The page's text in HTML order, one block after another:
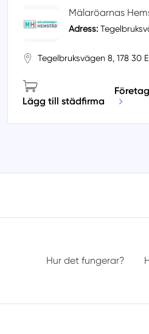
Mälaröarnas
Adress:
Tegelbruksvägen 8, 178 30
Lägg till städfirma
Hur det fungerar?